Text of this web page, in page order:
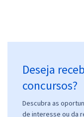
Deseja
concursos?
Descubra as
de interesse ou da